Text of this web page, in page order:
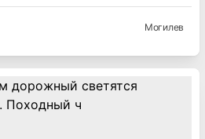
Могилев